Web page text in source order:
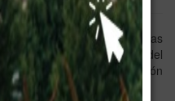
mejores resultados, todas
de desarrollo ejecutivo del
resultados que la organización